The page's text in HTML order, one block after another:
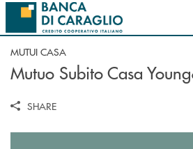
Salta al contenuto principale
MUTUI CASA
Mutuo Subito Casa
SHARE